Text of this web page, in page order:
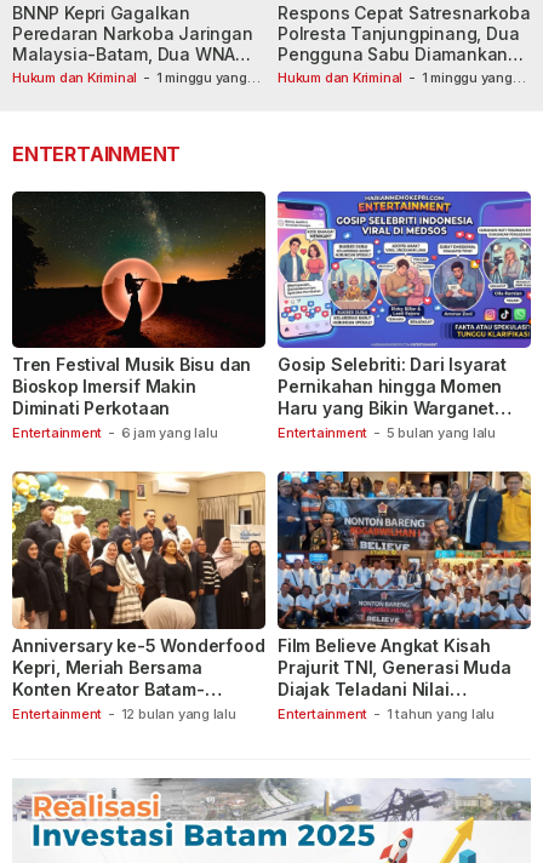
Hukum dan Kriminal - 1 minggu yang
BNNP Kepri Gagalkan
Peredaran Narkoba Jaringan
Malaysia-Batam, Dua WNA
Masih Diburu
Hukum dan Kriminal - 1 minggu yang
Respons Cepat Satresnarkoba
Polresta Tanjungpinang, Dua
Pengguna Sabu Diamankan
Usai Dilaporkan ke Call Center
ENTERTAINMENT
Entertainment - 6 jam yang lalu
Tren Festival Musik Bisu dan
Bioskop Imersif Makin
Diminati Perkotaan
Entertainment - 5 bulan yang lalu
Gosip Selebriti: Dari Isyarat
Pernikahan hingga Momen
Haru yang Bikin Warganet
Berspekulasi
Entertainment - 12 bulan yang lalu
Anniversary ke-5 Wonderfood
Kepri, Meriah Bersama
Konten Kreator Batam-
Tanjungpinang
Entertainment - 1 tahun yang lalu
Film Believe Angkat Kisah
Prajurit TNI, Generasi Muda
Diajak Teladani Nilai
Keberanian